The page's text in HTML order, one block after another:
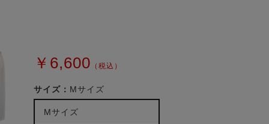
￥6,600 （税込）
サイズ： Mサイズ
Mサイズ